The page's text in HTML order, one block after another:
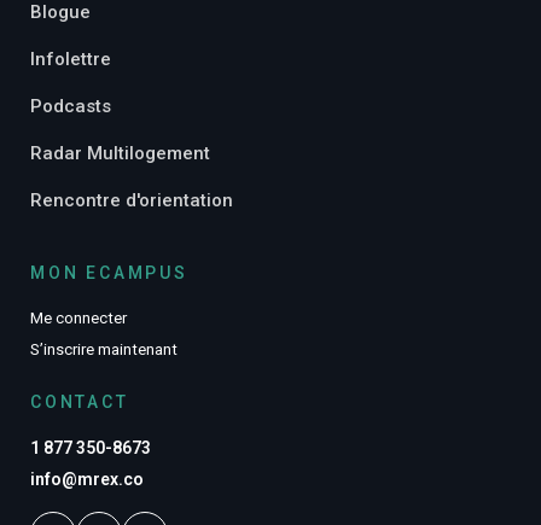
Blogue
Infolettre
Podcasts
Radar Multilogement
Rencontre d'orientation
MON ECAMPUS
Me connecter
S’inscrire maintenant
CONTACT
1 877 350-8673
info@mrex.co